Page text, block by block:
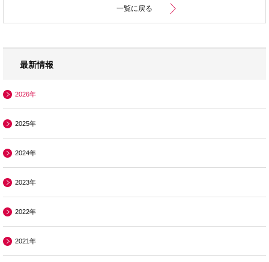
一覧に戻る
最新情報
2026年
2025年
2024年
2023年
2022年
2021年